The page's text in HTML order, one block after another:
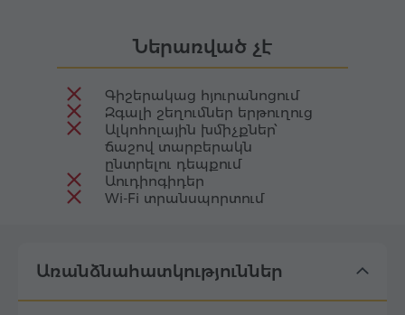
Ներառված չէ
Գիշերակաց հյուրանոցում
Զգալի շեղումներ երթուղուց
Ալկոհոլային խմիչքներ՝
ճաշով տարբերակն
ընտրելու դեպքում
Աուդիոգիդեր
Wi-Fi տրանսպորտում
Առանձնահատկություններ